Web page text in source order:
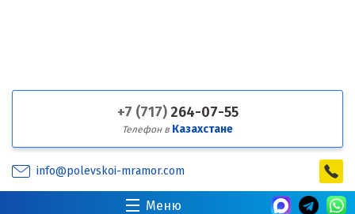
+7 (717) 264-07-55
Телефон в Казахстане
info@polevskoi-mramor.com
Меню